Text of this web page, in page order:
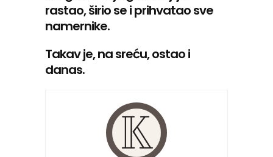
rastao, širio se i prihvatao sve
namernike.
Takav je, na sreću, ostao i
danas.